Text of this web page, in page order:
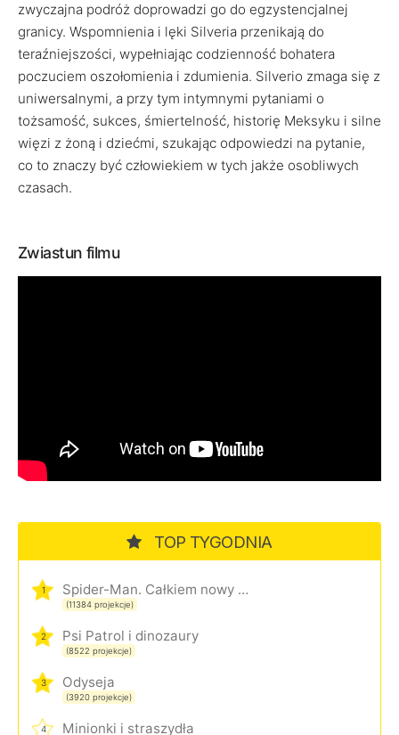
zwyczajna podróż doprowadzi go do egzystencjalnej
granicy. Wspomnienia i lęki Silveria przenikają do
teraźniejszości, wypełniając codzienność bohatera
poczuciem oszołomienia i zdumienia. Silverio zmaga się z
uniwersalnymi, a przy tym intymnymi pytaniami o
tożsamość, sukces, śmiertelność, historię Meksyku i silne
więzi z żoną i dziećmi, szukając odpowiedzi na pytanie,
co to znaczy być człowiekiem w tych jakże osobliwych
czasach.
Zwiastun filmu
TOP TYGODNIA
1 Spider-Man. Całkiem nowy dzień
(11384 projekcje)
2 Psi Patrol i dinozaury
(8522 projekcje)
3 Odyseja
(3920 projekcje)
4 Minionki i straszydła